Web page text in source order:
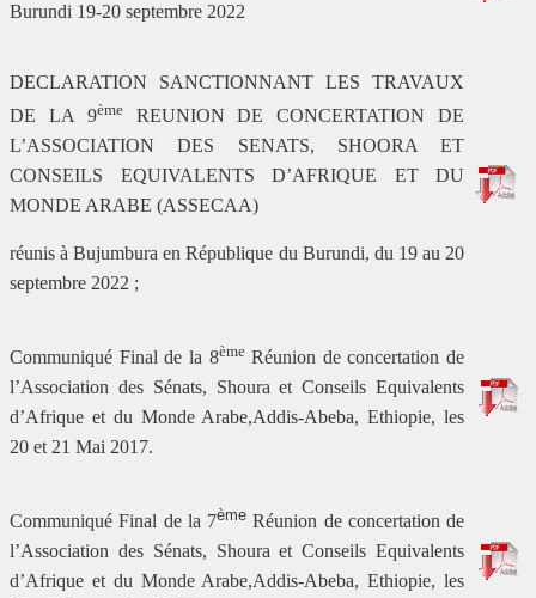
Burundi 19-20 septembre 2022
DECLARATION SANCTIONNANT LES TRAVAUX
DE LA 9èmeREUNION DE CONCERTATION DE
L’ASSOCIATION DES SENATS, SHOORA ET
CONSEILS EQUIVALENTS D’AFRIQUE ET DU
MONDE ARABE (ASSECAA)
réunis à Bujumbura en République du Burundi, du 19 au 20
septembre 2022 ;
Communiqué Final de la 8èmeRéunion de concertation de
l’Association des Sénats, Shoura et Conseils Equivalents
d’Afrique et du Monde Arabe,Addis-Abeba, Ethiopie, les
20 et 21 Mai 2017.
Communiqué Final de la 7ème Réunion de concertation de
l’Association des Sénats, Shoura et Conseils Equivalents
d’Afrique et du Monde Arabe,Addis-Abeba, Ethiopie, les